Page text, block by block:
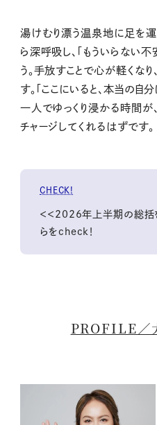
湯けむり漂う温泉地に足を
ら深呼吸し、「もういらない
う。手放すことで心が軽くな
す。「ここにいると、本当の自
一人でゆっくり浸かる時間が
チャージしてくれるはずです。
CHECK!
＜＜2026年上半期の総括
らをcheck！
PROFILE／